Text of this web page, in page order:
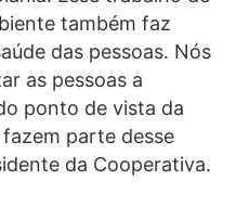
também faz
das pessoas. Nós
as pessoas a
ponto de vista da
parte desse
da Cooperativa.